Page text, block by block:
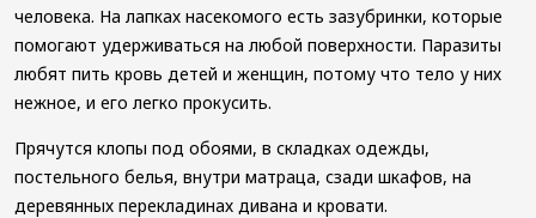
человека. На лапках насекомого есть зазубринки, которые
помогают удерживаться на любой поверхности. Паразиты
любят пить кровь детей и женщин, потому что тело у них
нежное, и его легко прокусить.
Прячутся клопы под обоями, в складках одежды,
постельного белья, внутри матраца, сзади шкафов, на
деревянных перекладинах дивана и кровати.